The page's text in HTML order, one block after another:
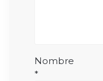
Nombre
*